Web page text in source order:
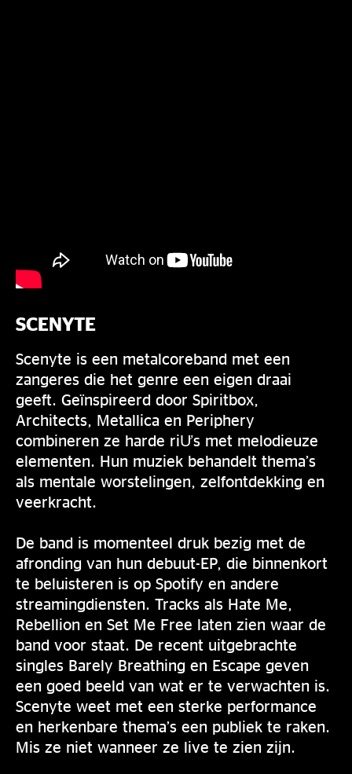
SCENYTE
Scenyte is een metalcoreband met een
zangeres die het genre een eigen draai
geeft. Geïnspireerd door Spiritbox,
Architects, Metallica en Periphery
combineren ze harde riƯs met melodieuze
elementen. Hun muziek behandelt thema’s
als mentale worstelingen, zelfontdekking en
veerkracht.
De band is momenteel druk bezig met de
afronding van hun debuut-EP, die binnenkort
te beluisteren is op Spotify en andere
streamingdiensten. Tracks als Hate Me,
Rebellion en Set Me Free laten zien waar de
band voor staat. De recent uitgebrachte
singles Barely Breathing en Escape geven
een goed beeld van wat er te verwachten is.
Scenyte weet met een sterke performance
en herkenbare thema’s een publiek te raken.
Mis ze niet wanneer ze live te zien zijn.